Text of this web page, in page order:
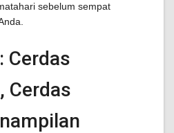
sebelum sempat
Cerdas
Cerdas